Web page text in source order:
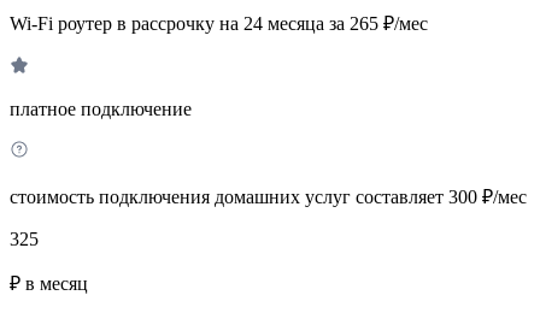
Wi-Fi роутер в рассрочку на 24 месяца за 265 ₽/мес
платное подключение
стоимость подключения домашних услуг составляет 300 ₽/мес
325
₽ в месяц